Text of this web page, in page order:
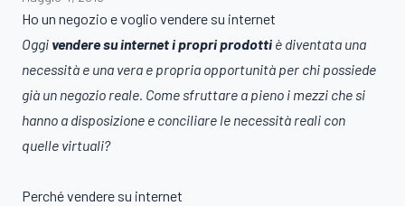
Ho un negozio e voglio vendere su internet
Oggi vendere su interneti propri prodotti è diventata una
necessità e una vera e propria opportunità per chi possiede
già un negozio reale. Come sfruttare a pieno i mezzi che si
hanno a disposizione e conciliare le necessità reali con
quelle virtuali?
Perché vendere su internet